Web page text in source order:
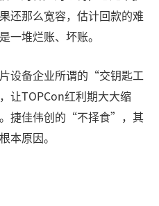
还那么宽容，估计回款的难
一堆烂账、坏账。
设备企业所谓的“交钥匙工
让TOPCon红利期大大缩
捷佳伟创的“不择食”，其
本原因。